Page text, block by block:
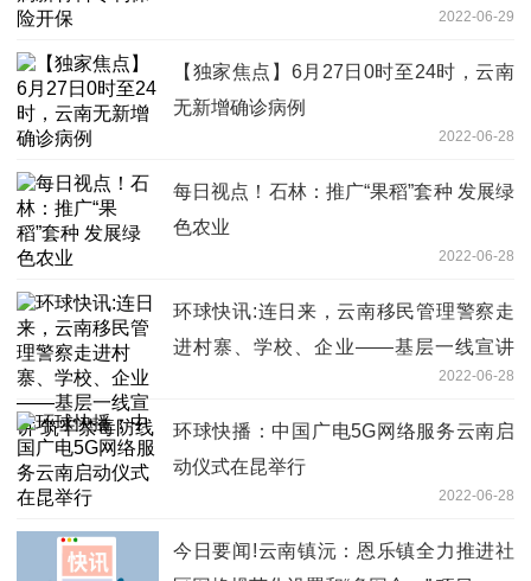
2022-06-29
【独家焦点】6月27日0时至24时，云南
无新增确诊病例
2022-06-28
每日视点！石林：推广“果稻”套种 发展绿
色农业
2022-06-28
环球快讯:连日来，云南移民管理警察走
进村寨、学校、企业——基层一线宣讲
2022-06-28
环球快播：中国广电5G网络服务云南启
动仪式在昆举行
2022-06-28
今日要闻!云南镇沅：恩乐镇全力推进社